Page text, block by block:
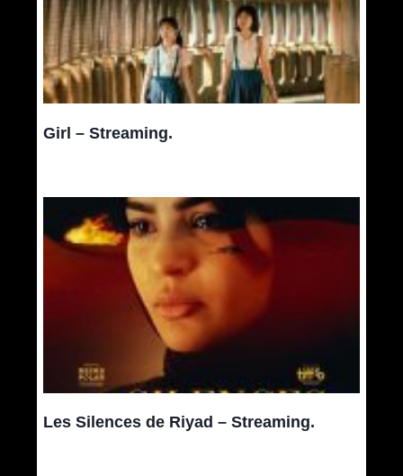
Girl – Streaming.
Les Silences de Riyad – Streaming.